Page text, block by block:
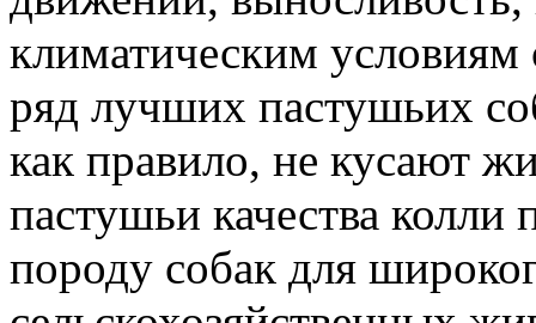
климатическим условиям
ряд лучших пастушьих
как правило, не кусают
пастушьи качества колли
породу собак для